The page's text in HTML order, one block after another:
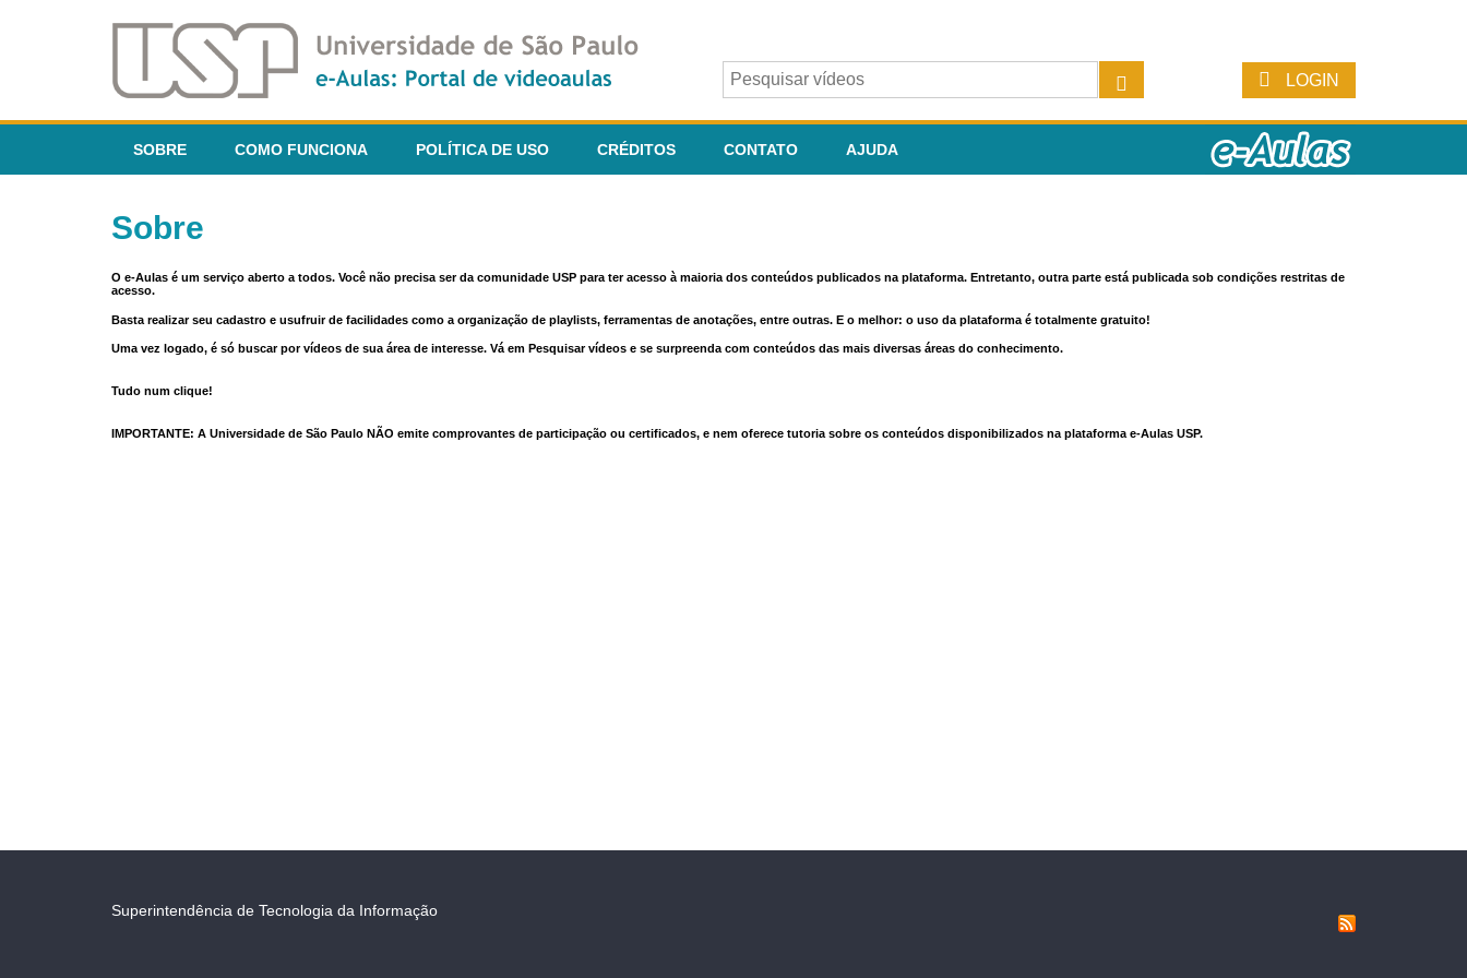
LOGIN
SOBRE COMO FUNCIONA POLÍTICA DE USO CRÉDITOS CONTATO AJUDA
Sobre
O e-Aulas é um serviço aberto a todos. Você não precisa ser da comunidade USP para ter acesso à maioria dos conteúdos publicados na plataforma. Entretanto, outra parte está publicada sob condições restritas de
acesso.
Basta realizar seu cadastro e usufruir de facilidades como a organização de playlists, ferramentas de anotações, entre outras. E o melhor: o uso da plataforma é totalmente gratuito!
Uma vez logado, é só buscar por vídeos de sua área de interesse. Vá em Pesquisar vídeos e se surpreenda com conteúdos das mais diversas áreas do conhecimento.
Tudo num clique!
IMPORTANTE: A Universidade de São Paulo NÃO emite comprovantes de participação ou certificados, e nem oferece tutoria sobre os conteúdos disponibilizados na plataforma e-Aulas USP.
Superintendência de Tecnologia da Informação